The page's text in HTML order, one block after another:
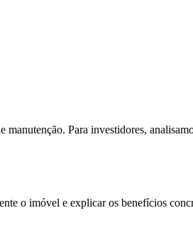
Para investidores,
o imóvel e explicar os benefícios